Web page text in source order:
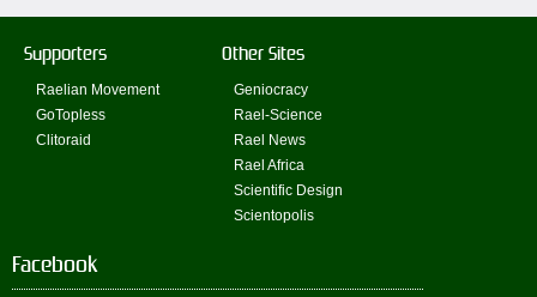
Supporters
Raelian Movement
GoTopless
Clitoraid
Other Sites
Geniocracy
Rael-Science
Rael News
Rael Africa
Scientific Design
Scientopolis
Facebook